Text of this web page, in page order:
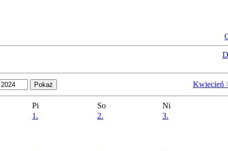
Kwiecień
Pi So
Ni
1.
2. 3.